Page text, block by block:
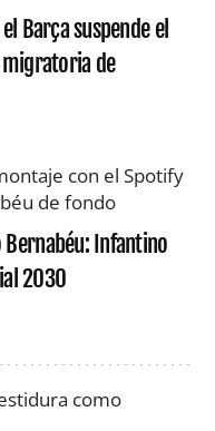
Barça suspende el
de
Bernabéu: Infantino
2030